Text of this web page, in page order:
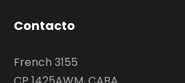
Contacto
French 3155